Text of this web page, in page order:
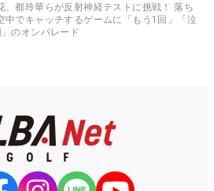
、都玲華らが反射神経テストに挑戦！ 落ち
中でキャッチするゲームに「もう1回」「泣
のオンパレード